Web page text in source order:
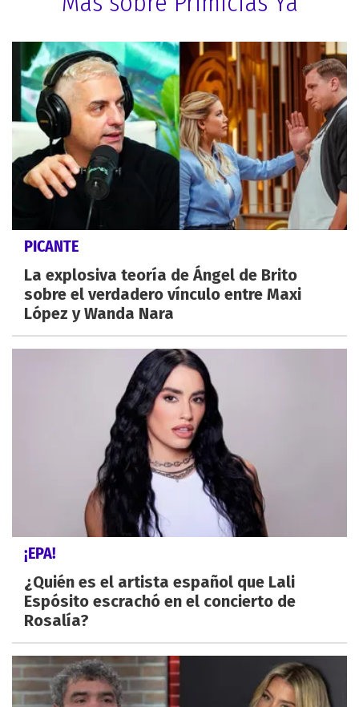
PICANTE
La explosiva teoría de Ángel de Brito
sobre el verdadero vínculo entre Maxi
López y Wanda Nara
¡EPA!
¿Quién es el artista español que Lali
Espósito escrachó en el concierto de
Rosalía?